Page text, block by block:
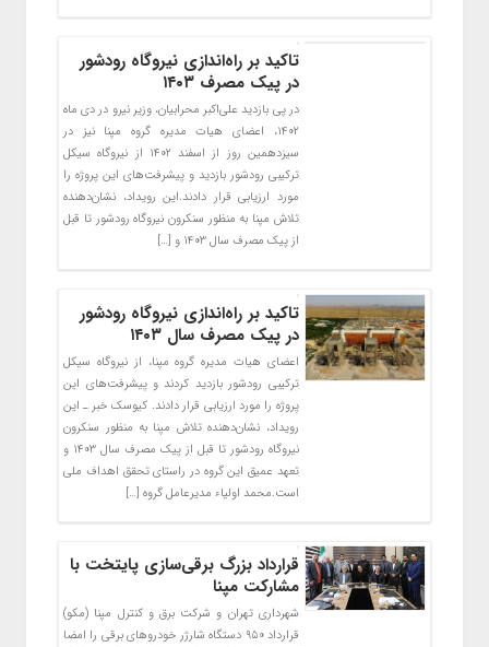
تاکید بر راه‌اندازی نیروگاه رودشور
در پیک مصرف ۱۴۰۳
در پی بازدید علی‌اکبر محرابیان، وزیر نیرو در دی ماه
۱۴۰۲، اعضای هیات مدیره گروه مپنا نیز در
سیزدهمین روز از اسفند ۱۴۰۲ از نیروگاه سیکل
ترکیبی رودشور بازدید و پیشرفت‌های این پروژه را
مورد ارزیابی قرار دادند.این رویداد، نشان‌دهنده
تلاش مپنا به منظور سنکرون نیروگاه رودشور تا قبل
از پیک مصرف سال ۱۴۰۳ و […]
تاکید بر راه‌اندازی نیروگاه رودشور
در پیک مصرف سال ۱۴۰۳
اعضای هیات مدیره گروه مپنا، از نیروگاه سیکل
ترکیبی رودشور بازدید کردند و پیشرفت‌های این
پروژه را مورد ارزیابی قرار دادند. کیوسک خبر ـ این
رویداد، نشان‌دهنده تلاش مپنا به منظور سنکرون
نیروگاه رودشور تا قبل از پیک مصرف سال ۱۴۰۳ و
تعهد عمیق این گروه در راستای تحقق اهداف ملی
است.محمد اولیاء مدیرعامل گروه […]
قرارداد بزرگ برقی‌سازی پایتخت با
مشارکت مپنا
شهرداری تهران و شرکت برق و کنترل مپنا (مکو)
قرارداد ۹۵۰ دستگاه شارژر خودروهای برقی را امضا